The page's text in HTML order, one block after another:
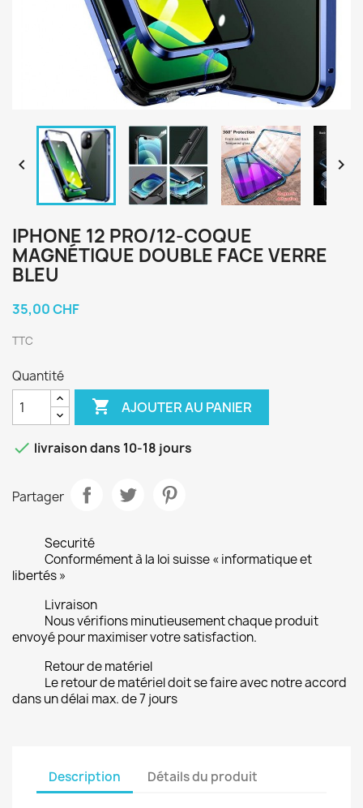
 
IPHONE 12 PRO/12-COQUE
MAGNÉTIQUE DOUBLE FACE VERRE
BLEU
35,00 CHF
TTC
Quantité
 AJOUTER AU PANIER
 livraison dans 10-18 jours
Partager
Securité
Conformément à la loi suisse « informatique et
libertés »
Livraison
Nous vérifions minutieusement chaque produit
envoyé pour maximiser votre satisfaction.
Retour de matériel
Le retour de matériel doit se faire avec notre accord
dans un délai max. de 7 jours
Description Détails du produit